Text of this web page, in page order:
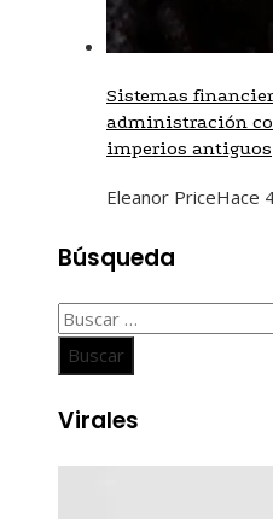
Sistemas
administración
imperios antiguos
Eleanor PriceHace
Búsqueda
Buscar:
Virales